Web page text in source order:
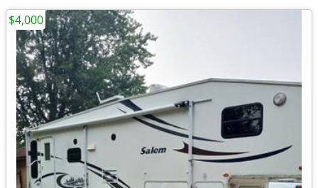
$4,000